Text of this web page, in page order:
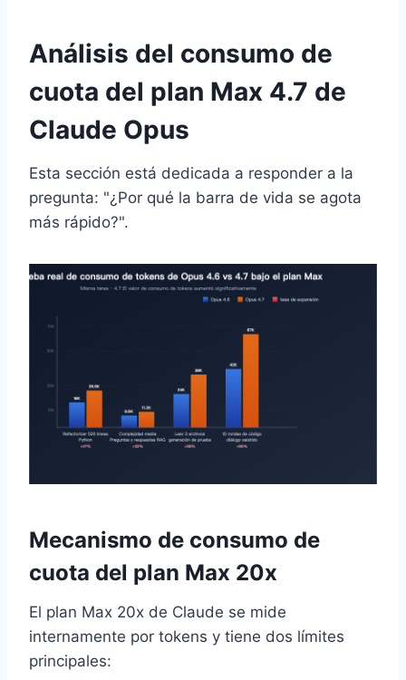
Análisis del consumo de
cuota del plan Max 4.7 de
Claude Opus
Esta sección está dedicada a responder a la
pregunta: "¿Por qué la barra de vida se agota
más rápido?".
Mecanismo de consumo de
cuota del plan Max 20x
El plan Max 20x de Claude se mide
internamente por tokens y tiene dos límites
principales: